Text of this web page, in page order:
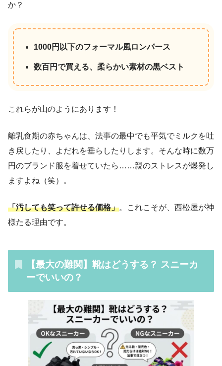
か？
1000円以下のフォーマル風ロンパース
数百円で買える、柔らかい素材の黒ベスト
これらが山のようにあります！
離乳食期の赤ちゃんは、法事の最中でも平気でミルクを吐
き戻したり、よだれを垂らしたりします。そんな時に数万
円のブランド服を着せていたら……親のストレスが爆発し
ますよね（笑）。
「汚しても笑って許せる価格」。これこそが、西松屋が神
様たる理由です。
【最大の難関】靴はどうする？ スニーカ
ーでいいの？